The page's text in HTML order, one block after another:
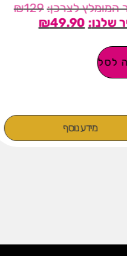
₪129
₪49.90
לסל
מידע נוסף